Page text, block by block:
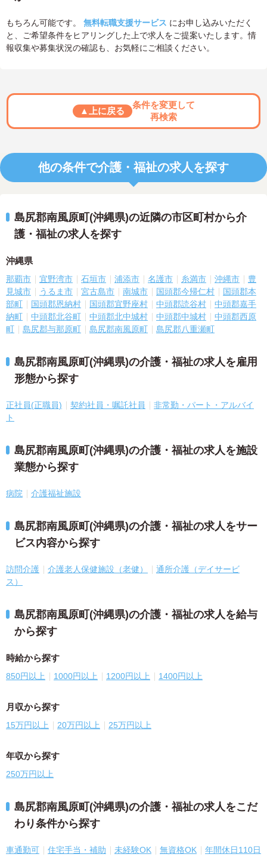
もちろん可能です。 無料転職支援サービス にお申し込みいただく
と、ご希望条件をヒアリングした上で求人をご提案いたします。情
報収集や募集状況の確認も、お気軽にご相談ください。
▲上に戻る
条件を変更して
再検索
他の条件で介護・福祉の求人を探す
島尻郡南風原町(沖縄県)の近隣の市区町村から介
護・福祉の求人を探す
沖縄県
那覇市 宜野湾市 石垣市 浦添市 名護市 糸満市 沖縄市
豊
見城市
うるま市 宮古島市 南城市 国頭郡今帰仁村
国頭郡本
部町
国頭郡恩納村 国頭郡宜野座村 中頭郡読谷村
中頭郡嘉手
納町
中頭郡北谷町 中頭郡北中城村 中頭郡中城村
中頭郡西原
町
島尻郡与那原町 島尻郡南風原町 島尻郡八重瀬町
島尻郡南風原町(沖縄県)の介護・福祉の求人を雇用
形態から探す
正社員(正職員) 契約社員・嘱託社員
非常勤・パート・アルバイ
ト
島尻郡南風原町(沖縄県)の介護・福祉の求人を施設
業態から探す
病院 介護福祉施設
島尻郡南風原町(沖縄県)の介護・福祉の求人をサー
ビス内容から探す
訪問介護 介護老人保健施設（老健）
通所介護（デイサービ
ス）
島尻郡南風原町(沖縄県)の介護・福祉の求人を給与
から探す
時給から探す
850円以上 1000円以上 1200円以上 1400円以上
月収から探す
15万円以上 20万円以上 25万円以上
年収から探す
250万円以上
島尻郡南風原町(沖縄県)の介護・福祉の求人をこだ
わり条件から探す
車通勤可 住宅手当・補助 未経験OK 無資格OK
年間休日110日